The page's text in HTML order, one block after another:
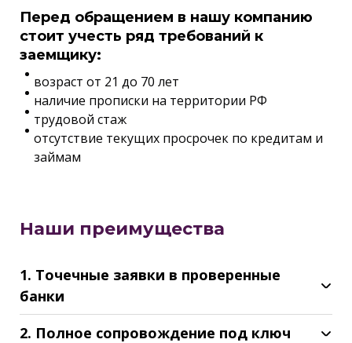
Перед обращением в нашу компанию
стоит учесть ряд требований к
заемщику:
возраст от 21 до 70 лет
наличие прописки на территории РФ
трудовой стаж
отсутствие текущих просрочек по кредитам и
займам
Наши преимущества
1. Точечные заявки в проверенные
банки
2. Полное сопровождение под ключ